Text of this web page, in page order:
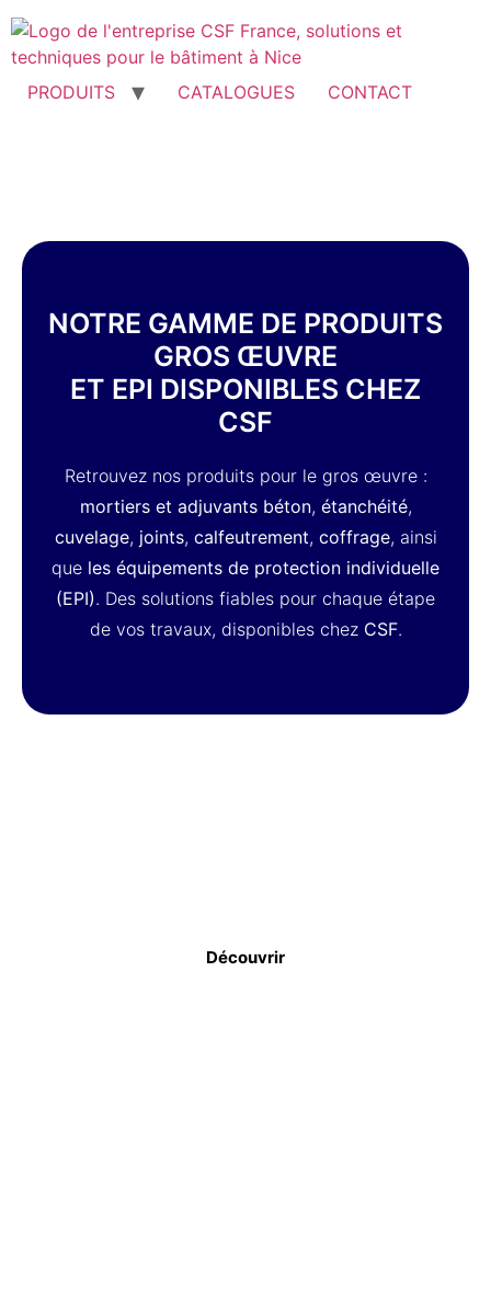
PRODUITS CATALOGUES CONTACT
NOTRE GAMME DE PRODUITS
GROS ŒUVRE
ET EPI DISPONIBLES CHEZ
CSF
Retrouvez nos produits pour le gros œuvre :
mortiers et adjuvants béton, étanchéité,
cuvelage, joints, calfeutrement, coffrage, ainsi
que les équipements de protection individuelle
(EPI). Des solutions fiables pour chaque étape
de vos travaux, disponibles chez CSF.
Découvrir